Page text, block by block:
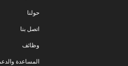
حولنا
اتصل بنا
وظائف
المساعدة